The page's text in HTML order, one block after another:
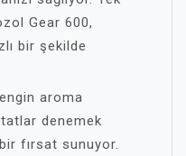
Gear 600,
bir şekilde
aroma
denemek
fırsat sunuyor.